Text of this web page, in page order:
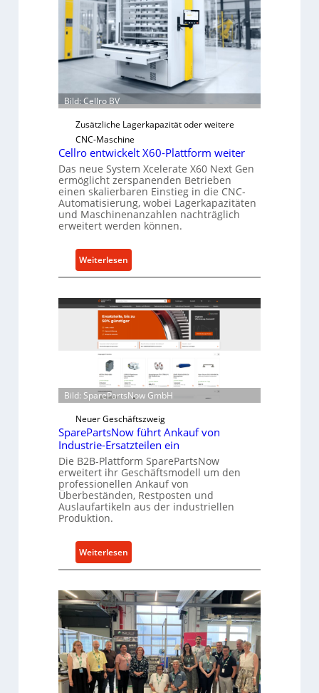
i
s
c
h
e
r
Ü
b
e
r
l
a
s
t
s
c
h
u
t
f
ü
r
i
n
d
i
k
t
e
A
n
e
e
Bild: Cellro BV
Zusätzliche Lagerkapazität oder weitere
CNC-Maschine
Cellro entwickelt X60-Plattform weiter
Das neue System Xcelerate X60 Next Gen
ermöglicht zerspanenden Betrieben
einen skalierbaren Einstieg in die CNC-
Automatisierung, wobei Lagerkapazitäten
und Maschinenanzahlen nachträglich
erweitert werden können.
Weiterlesen:
C
l
l
o
e
n
t
i
c
e
l
t
X
0
-
P
l
a
t
f
o
r
Bild: SparePartsNow GmbH
Neuer Geschäftszweig
SparePartsNow führt Ankauf von
Industrie-Ersatzteilen ein
Die B2B-Plattform SparePartsNow
erweitert ihr Geschäftsmodell um den
professionellen Ankauf von
Überbeständen, Restposten und
Auslaufartikeln aus der industriellen
Produktion.
Weiterlesen:
S
a
r
P
a
r
t